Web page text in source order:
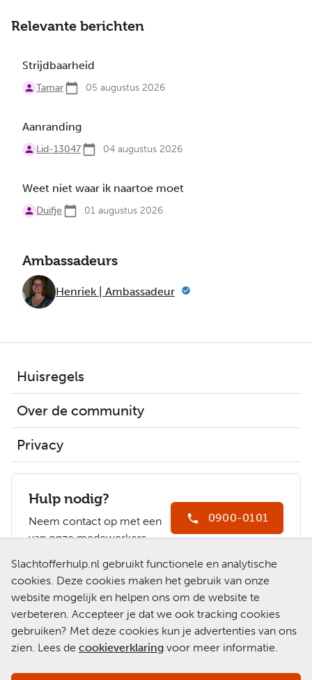
Slachtofferhulp.nl gebruikt functionele en analytische
cookies. Deze cookies maken het gebruik van onze
website mogelijk en helpen ons om de website te
verbeteren. Accepteer je dat we ook tracking cookies
gebruiken? Met deze cookies kun je advertenties van ons
zien. Lees de cookieverklaring voor meer informatie.
Relevante berichten
Strijdbaarheid
Tamar 05 augustus 2026
Aanranding
Lid-13047 04 augustus 2026
Weet niet waar ik naartoe moet
Duifje 01 augustus 2026
Ambassadeurs
Henriek | Ambassadeur
Huisregels
Over de community
Privacy
Hulp nodig?
Neem contact op met een
van onze medewerkers.
0900-0101
Slachtofferhulp.nl
Chat met een
medewerker